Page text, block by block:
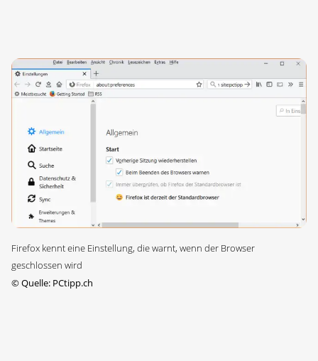
Firefox kennt eine Einstellung, die warnt, wenn der Browser
geschlossen wird
©Quelle: PCtipp.ch